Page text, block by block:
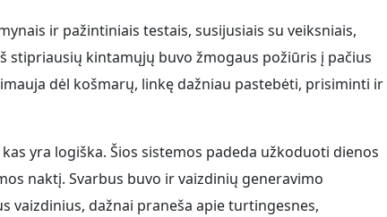
ir pažintiniais testais, susijusiais su veiksniais,
stipriausių kintamųjų buvo žmogaus požiūris į pačius
dėl košmarų, linkę dažniau pastebėti, prisiminti ir
yra logiška. Šios sistemos padeda užkoduoti dienos
naktį. Svarbus buvo ir vaizdinių generavimo
vaizdinius, dažnai praneša apie turtingesnes,